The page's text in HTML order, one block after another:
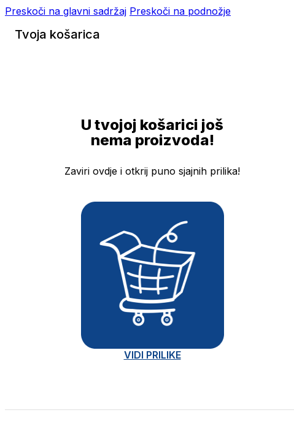
Preskoči na glavni sadržaj Preskoči na podnožje
Tvoja košarica
U tvojoj košarici još
nema proizvoda!
Zaviri ovdje i otkrij puno sjajnih prilika!
VIDI PRILIKE